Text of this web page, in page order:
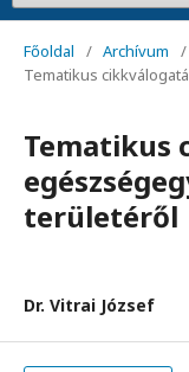
Főoldal / Archívum /
Tematikus
Tematikus
területéről
Dr. Vitrai József